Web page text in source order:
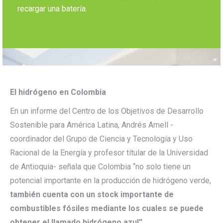
recargar una batería.
El hidrógeno en Colombia
En un informe del Centro de los Objetivos de Desarrollo
Sostenible para América Latina, Andrés Amell -
coordinador del Grupo de Ciencia y Tecnología y Uso
Racional de la Energía y profesor titular de la Universidad
de Antioquia- señala que Colombia “no solo tiene un
potencial importante en la producción de hidrógeno verde,
también cuenta con un stock importante de
combustibles fósiles mediante los cuales se puede